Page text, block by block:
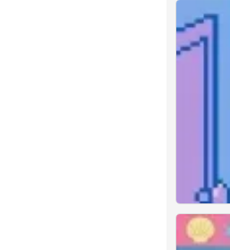
Kitty
0